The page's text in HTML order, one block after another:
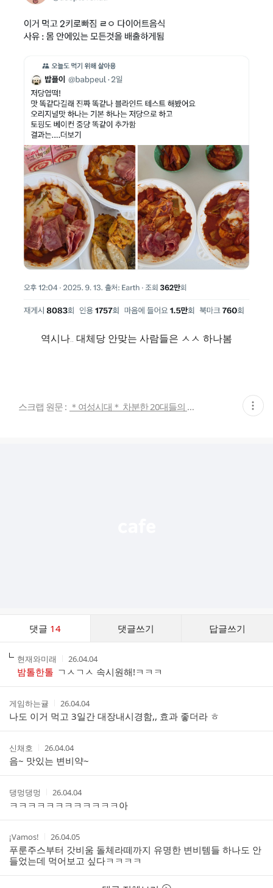
역시나.. 대체당 안맞는 사람들은 ㅅㅅ 하나봄
스크랩 원문 : ＊여성시대＊ 차분한 20대들의 알흠다운 공간 현
재
댓글 14 댓글쓰기 답글쓰기
스
작
성
자
현재와미래
작
성
시
간
26.04.04
밤톨한톨 ㄱㅅㄱㅅ 속시원해!ㅋㅋㅋ
작
성
자
게임하는귤
작
성
시
간
26.04.04
나도 이거 먹고 3일간 대장내시경함,, 효과 좋더라 ㅎ
작
성
자
신채호
작
성
시
간
26.04.04
음~ 맛있는 변비약~
작
성
자
댕멍댕멍
작
성
시
간
26.04.04
ㅋㅋㅋㅋㅋㅋㅋㅋㅋㅋㅋㅋ아
작
성
자
¡Vamos!
작
성
시
간
26.04.05
푸룬주스부터 갓비움 돌체라떼까지 유명한 변비템들 하나도 안
들었는데 먹어보고 싶다ㅋㅋㅋㅋ